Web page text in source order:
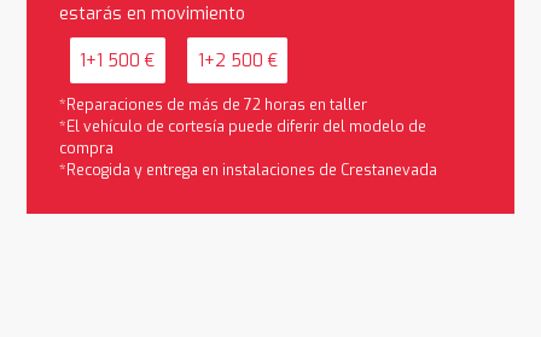
estarás en movimiento
1+1 500 € 1+2 500 €
*Reparaciones de más de 72 horas en taller
*El vehículo de cortesía puede diferir del modelo de
compra
*Recogida y entrega en instalaciones de Crestanevada